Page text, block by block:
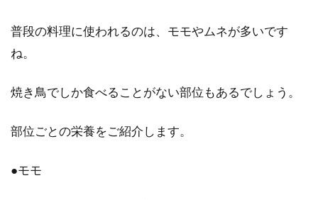
ミンb2・b6を含む食べ物！
な栄養素です。そのためビタミンb群は毎日、
普段の料理に使われるのは、モモやムネが多いです
ね。
焼き鳥でしか食べることがない部位もあるでしょう。
部位ごとの栄養をご紹介します。
●モモ